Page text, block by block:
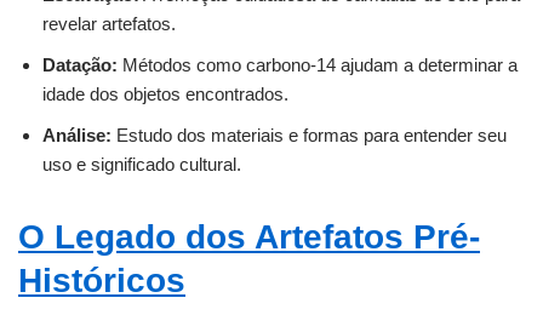
revelar artefatos.
Datação: Métodos como carbono-14 ajudam a determinar a
idade dos objetos encontrados.
Análise: Estudo dos materiais e formas para entender seu
uso e significado cultural.
O Legado dos Artefatos Pré-
Históricos